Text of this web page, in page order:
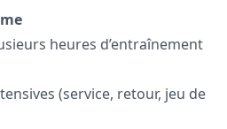
heures d’entraînement
(service, retour, jeu de